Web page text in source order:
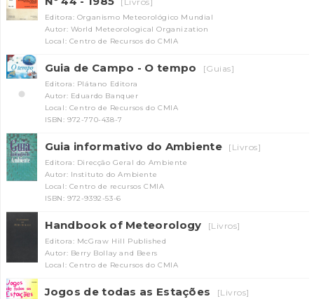
Editora: Organismo Meteorológico Mundial
Autor: World Meteorological Organization
Local: Centro de Recursos do CMIA
Guia de Campo - O tempo [Guias]
Editora: Plátano Editora
Autor: Eduardo Banquer
Local: Centro de Recursos do CMIA
ISBN: 972-770-438-7
Guia informativo do Ambiente [Livros]
Editora: Direcção Geral do Ambiente
Autor: Instituto do Ambiente
Local: Centro de recursos CMIA
ISBN: 972-9392-53-6
Handbook of Meteorology [Livros]
Editora: McGraw Hill Published
Autor: Berry Bollay and Beers
Local: Centro de Recursos do CMIA
Jogos de todas as Estações [Livros]